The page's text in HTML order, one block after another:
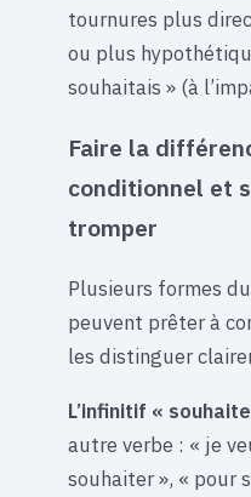
tournures plus
ou plus
souhaitais » (à
Faire la
conditionnel et
tromper
Plusieurs formes
peuvent prêter à
les distinguer
L’infinitif «
autre verbe : « je
souhaiter », « pour